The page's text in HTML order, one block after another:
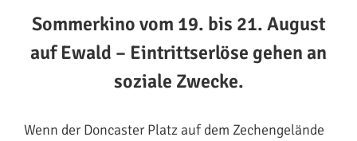
Sommerkino vom 19. bis 21. August
auf Ewald – Eintrittserlöse gehen an
soziale Zwecke.
Wenn der Doncaster Platz auf dem Zechengelände